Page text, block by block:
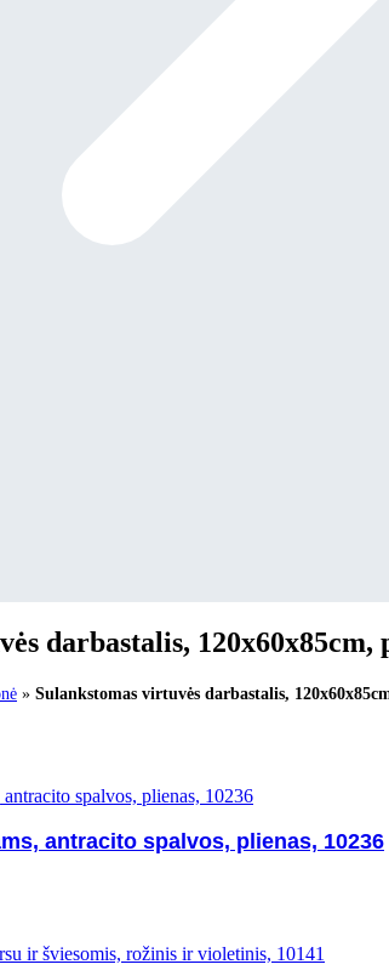
darbastalis, 120x60x85cm,
» Sulankstomas virtuvės darbastalis,
antracito spalvos, plienas, 10236